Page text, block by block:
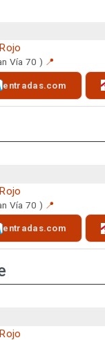
Vía 70 ) 📍
entradas.com
Vía 70 ) 📍
entradas.com